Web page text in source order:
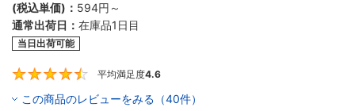
(税込単価)： 594円 ～
通常出荷日： 在庫品1日目
当日出荷可能
平均満足度4.6
この商品のレビューをみる（40件）